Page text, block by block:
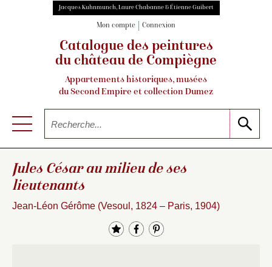
Jacques Kuhnmunch, Laure Chabanne & Étienne Guibert
Mon compte Connexion
Catalogue des peintures
du château de Compiègne
Appartements historiques, musées
du Second Empire et collection Dumez
Jules César au milieu de ses
lieutenants
Jean-Léon Gérôme (Vesoul, 1824 – Paris, 1904)